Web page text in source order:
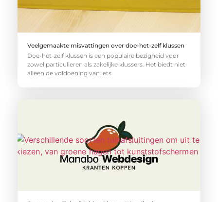
Veelgemaakte misvattingen over doe-het-zelf klussen
Doe-het-zelf klussen is een populaire bezigheid voor
zowel particulieren als zakelijke klussers. Het biedt niet
alleen de voldoening van iets